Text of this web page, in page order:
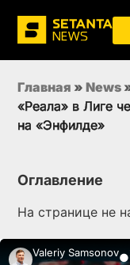
Главная » News
«Реала» в Лиге
на «Энфилде»
Оглавление
На странице не
Valeriy Samsonov●